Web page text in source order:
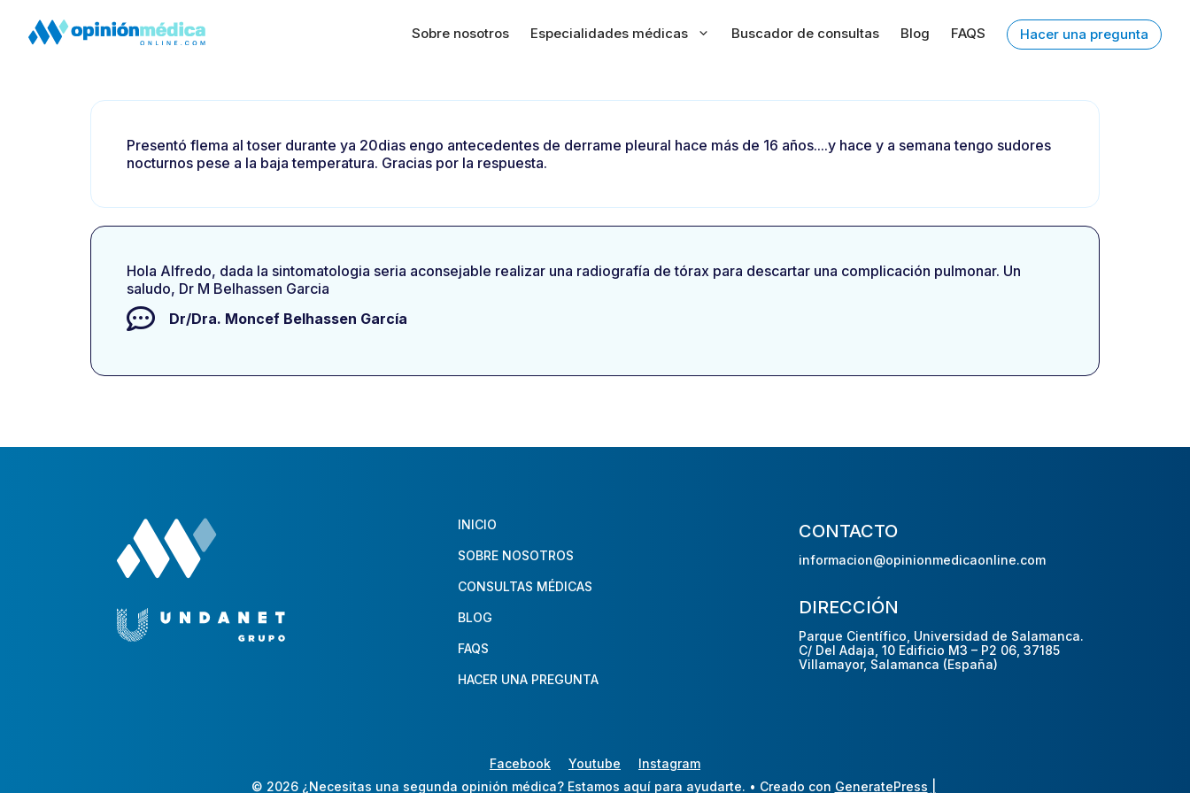
Sobre nosotros Especialidades médicas Buscador de consultas Blog FAQS Hacer una pregunta
Presentó flema al toser durante ya 20dias engo antecedentes de derrame pleural hace más de 16 años....y hace y a semana tengo sudores
nocturnos pese a la baja temperatura. Gracias por la respuesta.
Hola Alfredo, dada la sintomatologia seria aconsejable realizar una radiografía de tórax para descartar una complicación pulmonar. Un
saludo, Dr M Belhassen Garcia
Dr/Dra. Moncef Belhassen García
INICIO
SOBRE NOSOTROS
CONSULTAS MÉDICAS
BLOG
FAQS
HACER UNA PREGUNTA
CONTACTO
informacion@opinionmedicaonline.com
DIRECCIÓN
Parque Científico, Universidad de Salamanca.
C/ Del Adaja, 10 Edificio M3 – P2 06, 37185
Villamayor, Salamanca (España)
Facebook Youtube
Instagram
© 2026 ¿Necesitas una segunda opinión médica? Estamos aquí para ayudarte. • Creado con GeneratePress